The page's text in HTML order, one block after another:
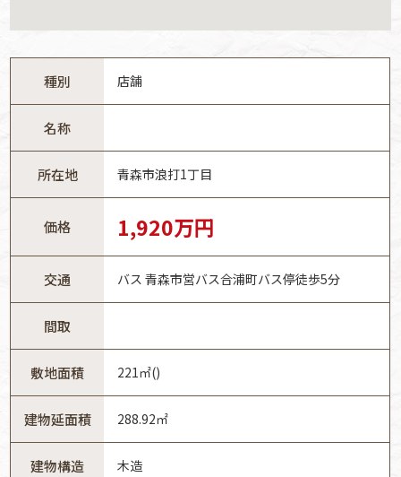
種別 店舗
名称
所在地 青森市浪打1丁目
価格 1,920万円
交通 バス 青森市営バス合浦町バス停徒歩5分
間取
敷地面積 221㎡()
建物延面積 288.92㎡
建物構造 木造